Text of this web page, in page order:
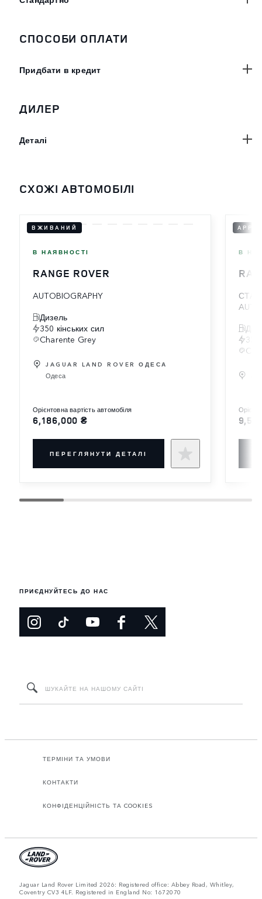
СПОСОБИ ОПЛАТИ
Придбати в кредит
ДИЛЕР
Деталі
СХОЖІ АВТОМОБІЛІ
ВЖИВАНИЙ
В НАЯВНОСТІ
RANGE ROVER
AUTOBIOGRAPHY
Дизель
350 кінських сил
Charente Grey
JAGUAR LAND ROVER ОДЕСА
Одеса
орієнтовна вартість автомобіля
6,186,000 ₴
ПЕРЕГЛЯНУТИ ДЕТАЛІ
В
350
ПРИЄДНУЙТЕСЬ ДО НАС
ТЕРМІНИ ТА УМОВИ
КОНТАКТИ
КОНФІДЕНЦІЙНІСТЬ ТА COOKIES
Jaguar Land Rover Limited 2026: Registered office: Abbey Road, Whitley,
Coventry CV3 4LF. Registered in England No: 1672070